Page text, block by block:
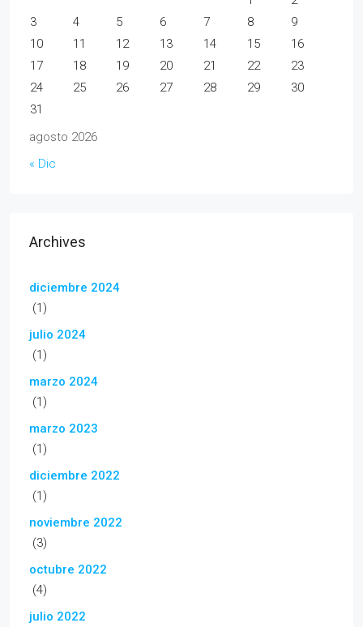
agosto 2026
3
4 5 6 7 8
9
10
11 12 13 14 15
16
17
18 19 20 21 22
23
24
25 26 27 28 29
30
31
« Dic
Archives
diciembre 2024
(1)
julio 2024
(1)
marzo 2024
(1)
marzo 2023
(1)
diciembre 2022
(1)
noviembre 2022
(3)
octubre 2022
(4)
julio 2022